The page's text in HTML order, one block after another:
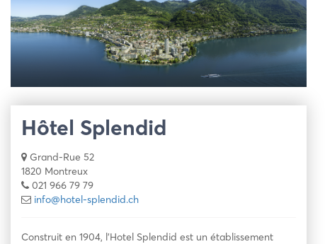
Hôtel Splendid
Grand-Rue 52
1820 Montreux
021 966 79 79
info@hotel-splendid.ch
Construit en 1904, l’Hotel Splendid est un établissement